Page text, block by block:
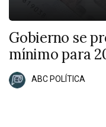
Gobierno se
mínimo para
ABC POLÍTICA